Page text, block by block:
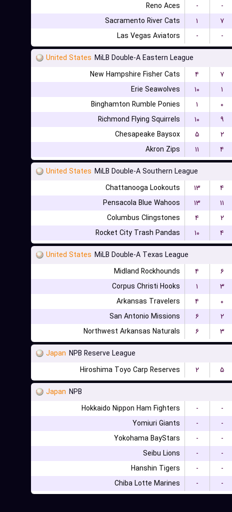
Reno Aces
- -
Sacramento River Cats
۱ ۷
Las Vegas Aviators
- -
United States MiLB Double-A Eastern League
New Hampshire Fisher Cats
۴ ۷
Erie Seawolves
۱۰ ۱
Binghamton Rumble Ponies
۱ ۰
Richmond Flying Squirrels
۱۰ ۹
Chesapeake Baysox
۵ ۲
Akron Zips
۱۱ ۴
United States MiLB Double-A Southern League
Chattanooga Lookouts
۱۳ ۴
Pensacola Blue Wahoos
۱۳ ۱۱
Columbus Clingstones
۴ ۲
Rocket City Trash Pandas
۱۰ ۴
United States MiLB Double-A Texas League
Midland Rockhounds
۴ ۶
Corpus Christi Hooks
۱ ۳
Arkansas Travelers
۴ ۰
San Antonio Missions
۶ ۲
Northwest Arkansas Naturals
۶ ۳
Japan NPB Reserve League
Hiroshima Toyo Carp Reserves
۲ ۵
Japan NPB
Hokkaido Nippon Ham Fighters
- -
Yomiuri Giants
- -
Yokohama BayStars
- -
Seibu Lions
- -
Hanshin Tigers
- -
Chiba Lotte Marines
- -